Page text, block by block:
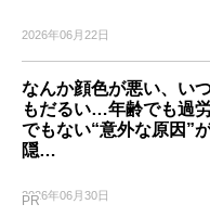
2026年06月22日
なんか顔色が悪い、い
もだるい…年齢でも過
でもない“意外な原因”
隠…
2026年06月30日
PR